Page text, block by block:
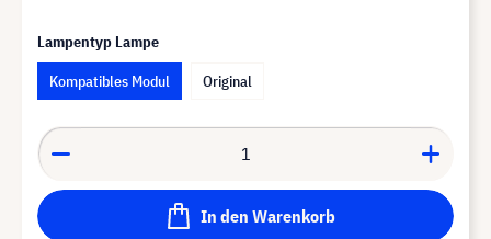
Lampentyp Lampe
Kompatibles Modul
Original
In den Warenkorb